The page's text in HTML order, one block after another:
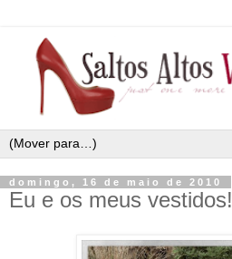
domingo, 16 de maio de 2010
Eu e os meus vestidos!